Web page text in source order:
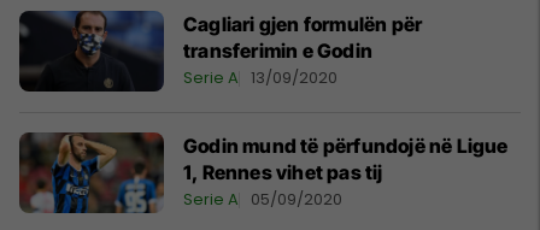
Cagliari gjen formulën për
transferimin e Godin
Serie A 13/09/2020
Godin mund të përfundojë në Ligue
1, Rennes vihet pas tij
Serie A 05/09/2020